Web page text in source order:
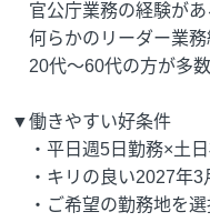
官公庁業務の経験が
何らかのリーダー業
20代～60代の方が多
▼働きやすい好条件
・平日週5日勤務×土
・キリの良い2027年3
・ご希望の勤務地を選